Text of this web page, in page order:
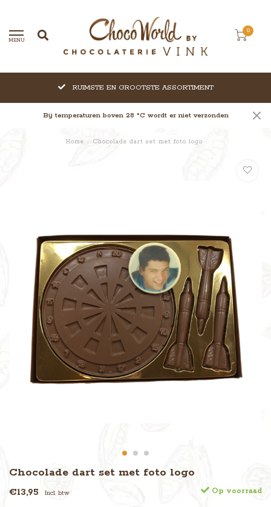
MENU
0
RUIMSTE EN GROOTSTE ASSORTIMENT
Bij temperaturen boven 28 °C wordt er niet verzonden
Home / Chocolade dart set met foto logo
Chocolade dart set met foto logo
€13,95 Incl. btw Op voorraad